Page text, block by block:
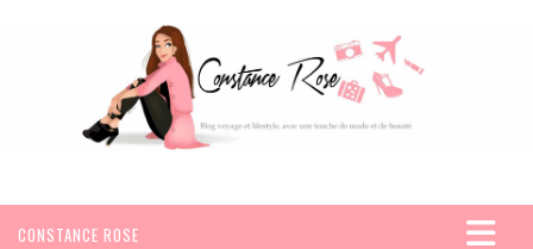
CONSTANCE ROSE